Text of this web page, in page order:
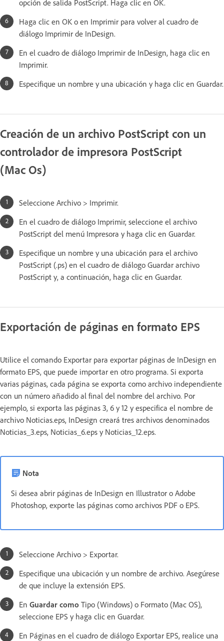
opción de salida PostScript. Haga clic en OK.
Haga clic en OK o en Imprimir para volver al cuadro de
diálogo Imprimir de InDesign.
En el cuadro de diálogo Imprimir de InDesign, haga clic en
Imprimir.
Especifique un nombre y una ubicación y haga clic en Guardar.
Creación de un archivo PostScript con un
controlador de impresora PostScript
(Mac Os)
Seleccione Archivo > Imprimir.
En el cuadro de diálogo Imprimir, seleccione el archivo
PostScript del menú Impresora y haga clic en Guardar.
Especifique un nombre y una ubicación para el archivo
PostScript (.ps) en el cuadro de diálogo Guardar archivo
PostScript y, a continuación, haga clic en Guardar.
Exportación de páginas en formato EPS
Utilice el comando Exportar para exportar páginas de InDesign en
formato EPS, que puede importar en otro programa. Si exporta
varias páginas, cada página se exporta como archivo independiente
con un número añadido al final del nombre del archivo. Por
ejemplo, si exporta las páginas 3, 6 y 12 y especifica el nombre de
archivo Noticias.eps, InDesign creará tres archivos denominados
Noticias_3.eps, Noticias_6.eps y Noticias_12.eps.
Nota
Si desea abrir páginas de InDesign en Illustrator o Adobe
Photoshop, exporte las páginas como archivos PDF o EPS.
Seleccione Archivo > Exportar.
Especifique una ubicación y un nombre de archivo. Asegúrese
de que incluye la extensión EPS.
En Guardar como Tipo (Windows) o Formato (Mac OS),
seleccione EPS y haga clic en Guardar.
En Páginas en el cuadro de diálogo Exportar EPS, realice una